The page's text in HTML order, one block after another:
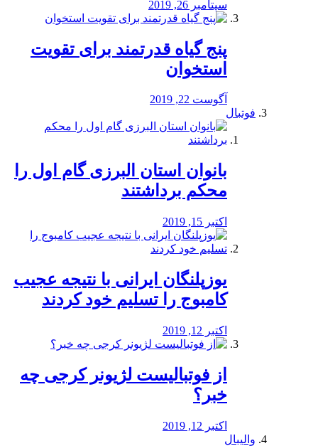
سپتامبر 26, 2019
پنج گیاه قدرتمند برای تقویت
استخوان
آگوست 22, 2019
فوتبال
بانوان استان البرزی گام اول را
محكم برداشتند
اکتبر 15, 2019
یوزپلنگان ایرانی با نتیجه عجیب
کامبوج را تسلیم خود کردند
اکتبر 12, 2019
از فوتبالیست لژیونر کرجی چه
خبر؟
اکتبر 12, 2019
والیبال